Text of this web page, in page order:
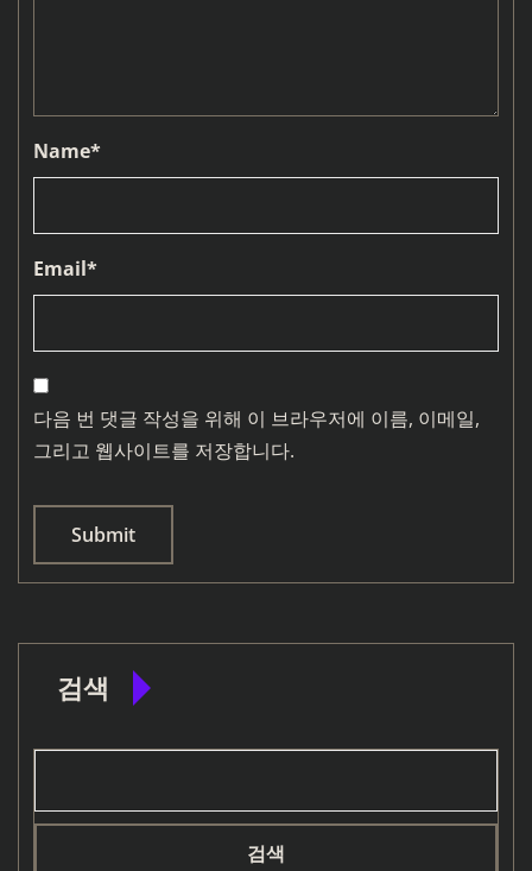
Name*
Email*
다음 번 댓글 작성을 위해 이 브라우저에 이름, 이메일,
그리고 웹사이트를 저장합니다.
검색
검색